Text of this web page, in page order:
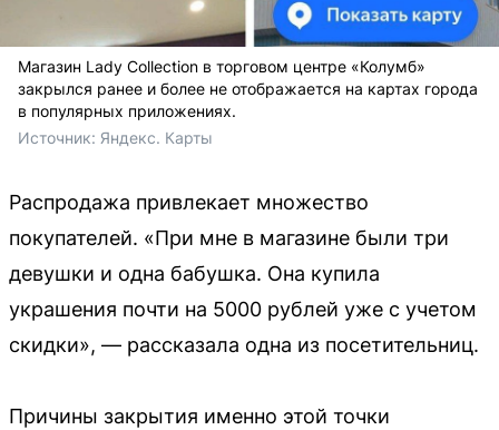
Магазин Lady Collection в торговом центре «Колумб»
закрылся ранее и более не отображается на картах города
в популярных приложениях.
Источник: Яндекс. Карты
Распродажа привлекает множество
покупателей. «При мне в магазине были три
девушки и одна бабушка. Она купила
украшения почти на 5000 рублей уже с учетом
скидки», — рассказала одна из посетительниц.
Причины закрытия именно этой точки